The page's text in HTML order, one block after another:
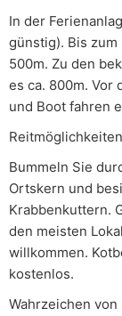
In der
günstig). Bis
500m. Zu den
es ca. 800m. Vor
und Boot fahren
Bummeln Sie
Ortskern und
Krabbenkuttern.
den meisten
willkommen.
kostenlos.
Wahrzeichen